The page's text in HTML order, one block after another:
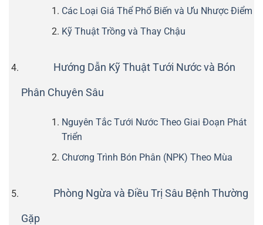
Các Loại Giá Thể Phổ Biến và Ưu Nhược Điểm
Kỹ Thuật Trồng và Thay Chậu
Hướng Dẫn Kỹ Thuật Tưới Nước và Bón
Phân Chuyên Sâu
Nguyên Tắc Tưới Nước Theo Giai Đoạn Phát
Triển
Chương Trình Bón Phân (NPK) Theo Mùa
Phòng Ngừa và Điều Trị Sâu Bệnh Thường
Gặp